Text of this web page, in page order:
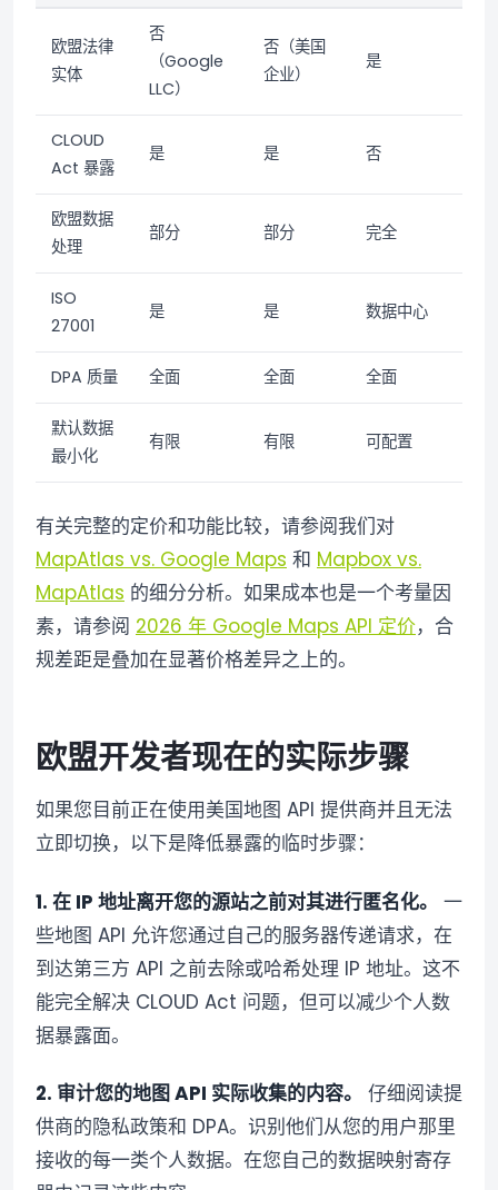
欧盟法律
实体
否
（Google
LLC）
否（美国
企业）
是
CLOUD
Act 暴露
是 是 否
欧盟数据
处理
部分 部分 完全
ISO
27001
是 是 数据中心
DPA 质量 全面 全面 全面
默认数据
最小化
有限 有限 可配置
有关完整的定价和功能比较，请参阅我们对
MapAtlas vs. Google Maps 和 Mapbox vs.
MapAtlas 的细分分析。如果成本也是一个考量因
素，请参阅 2026 年 Google Maps API 定价，合
规差距是叠加在显著价格差异之上的。
欧盟开发者现在的实际步骤
如果您目前正在使用美国地图 API 提供商并且无法
立即切换，以下是降低暴露的临时步骤：
1. 在 IP 地址离开您的源站之前对其进行匿名化。
一
些地图 API 允许您通过自己的服务器传递请求，在
到达第三方 API 之前去除或哈希处理 IP 地址。这不
能完全解决 CLOUD Act 问题，但可以减少个人数
据暴露面。
2. 审计您的地图 API 实际收集的内容。
仔细阅读提
供商的隐私政策和 DPA。识别他们从您的用户那里
接收的每一类个人数据。在您自己的数据映射寄存